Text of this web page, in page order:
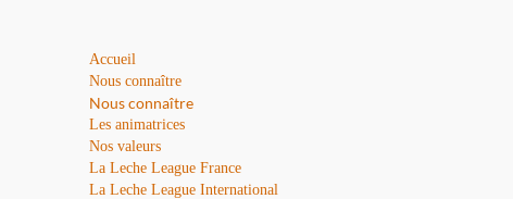
Accueil
Nous connaître
Nous connaître
Les animatrices
Nos valeurs
La Leche League France
La Leche League International